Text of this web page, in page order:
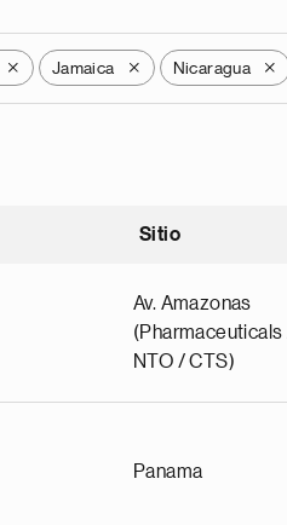
X Jamaica X Nicaragua X
Sitio
Av. Amazonas
NTO / CTS)
Panama